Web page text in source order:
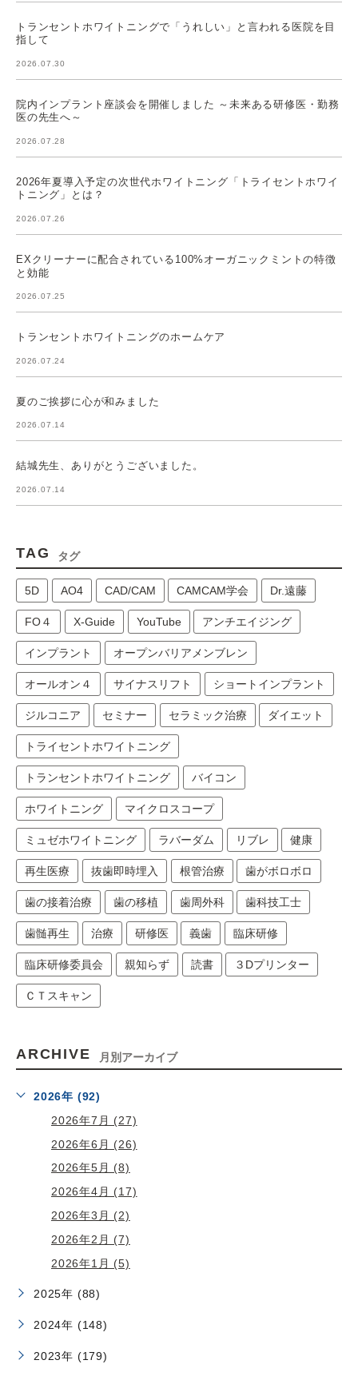
トランセントホワイトニングで「うれしい」と言われる医院を目
指して
2026.07.30
院内インプラント座談会を開催しました ～未来ある研修医・勤務
医の先生へ～
2026.07.28
2026年夏導入予定の次世代ホワイトニング「トライセントホワイ
トニング」とは？
2026.07.26
EXクリーナーに配合されている100%オーガニックミントの特徴
と効能
2026.07.25
トランセントホワイトニングのホームケア
2026.07.24
夏のご挨拶に心が和みました
2026.07.14
結城先生、ありがとうございました。
2026.07.14
TAG タグ
5D AO4 CAD/CAM CAMCAM学会 Dr.遠藤
FO４ X-Guide YouTube アンチエイジング
インプラント オープンバリアメンブレン
オールオン４ サイナスリフト ショートインプラント
ジルコニア セミナー セラミック治療 ダイエット
トライセントホワイトニング
トランセントホワイトニング バイコン
ホワイトニング マイクロスコープ
ミュゼホワイトニング ラバーダム リブレ 健康
再生医療 抜歯即時埋入 根管治療 歯がボロボロ
歯の接着治療 歯の移植 歯周外科 歯科技工士
歯髄再生 治療 研修医 義歯 臨床研修
臨床研修委員会 親知らず 読書 ３Dプリンター
ＣＴスキャン
ARCHIVE 月別アーカイブ
2026年 (92)
2026年7月 (27)
2026年6月 (26)
2026年5月 (8)
2026年4月 (17)
2026年3月 (2)
2026年2月 (7)
2026年1月 (5)
2025年 (88)
2024年 (148)
2023年 (179)